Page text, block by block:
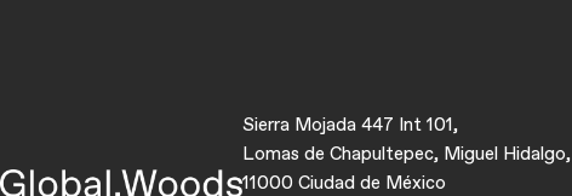
Sierra Mojada 447 Int 101,
Lomas de Chapultepec, Miguel Hidalgo,
11000 Ciudad de México